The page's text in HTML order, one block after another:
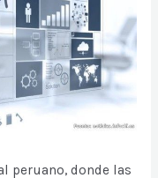
peruano, donde las